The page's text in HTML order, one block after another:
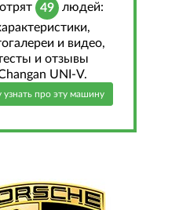
49 людей:
и видео,
и отзывы
UNI-V.
узнать про эту машину